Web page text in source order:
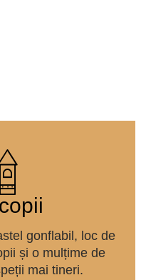
gonflabil, loc de
și o mulțime de
mai tineri.